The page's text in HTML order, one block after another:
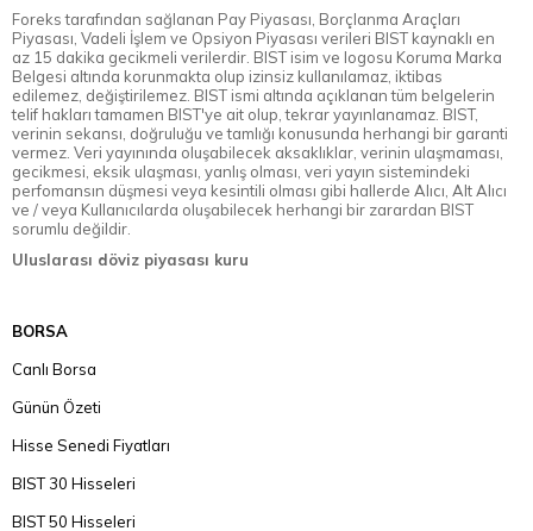
Foreks tarafından sağlanan Pay Piyasası, Borçlanma Araçları
Piyasası, Vadeli İşlem ve Opsiyon Piyasası verileri BIST kaynaklı en
az 15 dakika gecikmeli verilerdir. BIST isim ve logosu Koruma Marka
Belgesi altında korunmakta olup izinsiz kullanılamaz, iktibas
edilemez, değiştirilemez. BIST ismi altında açıklanan tüm belgelerin
telif hakları tamamen BIST'ye ait olup, tekrar yayınlanamaz. BIST,
verinin sekansı, doğruluğu ve tamlığı konusunda herhangi bir garanti
vermez. Veri yayınında oluşabilecek aksaklıklar, verinin ulaşmaması,
gecikmesi, eksik ulaşması, yanlış olması, veri yayın sistemindeki
perfomansın düşmesi veya kesintili olması gibi hallerde Alıcı, Alt Alıcı
ve / veya Kullanıcılarda oluşabilecek herhangi bir zarardan BIST
sorumlu değildir.
Uluslarası döviz piyasası kuru
BORSA
Canlı Borsa
Günün Özeti
Hisse Senedi Fiyatları
BIST 30 Hisseleri
BIST 50 Hisseleri